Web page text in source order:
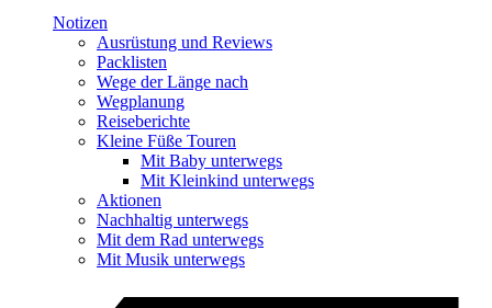
Notizen
Ausrüstung und Reviews
Packlisten
Wege der Länge nach
Wegplanung
Reiseberichte
Kleine Füße Touren
Mit Baby unterwegs
Mit Kleinkind unterwegs
Aktionen
Nachhaltig unterwegs
Mit dem Rad unterwegs
Mit Musik unterwegs